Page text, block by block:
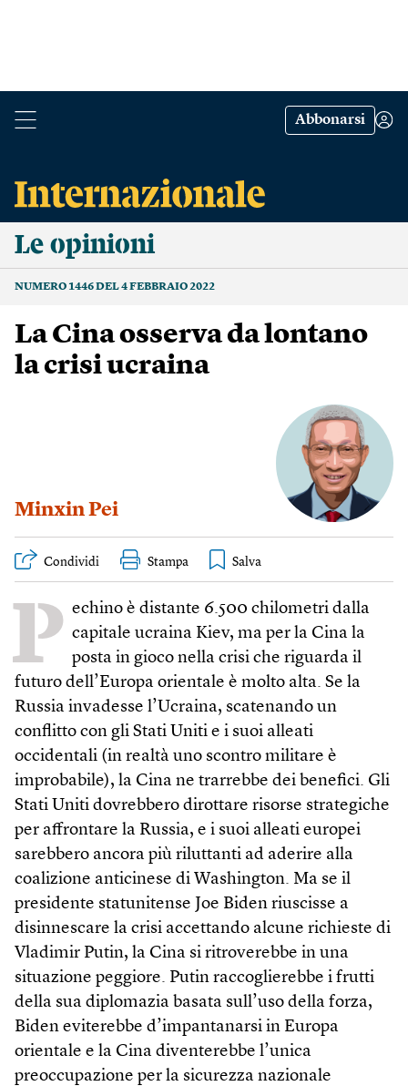
Abbonarsi
Le opinioni
NUMERO 1446 DEL 4 FEBBRAIO 2022
La Cina osserva da lontano
la crisi ucraina
Minxin Pei
Condividi Stampa
P echino è distante 6.500 chilometri dalla
capitale ucraina Kiev, ma per la Cina la
posta in gioco nella crisi che riguarda il
futuro dell’Europa orientale è molto alta. Se la
Russia invadesse l’Ucraina, scatenando un
conflitto con gli Stati Uniti e i suoi alleati
occidentali (in realtà uno scontro militare è
improbabile), la Cina ne trarrebbe dei benefici. Gli
Stati Uniti dovrebbero dirottare risorse strategiche
per affrontare la Russia, e i suoi alleati europei
sarebbero ancora più riluttanti ad aderire alla
coalizione anticinese di Washington. Ma se il
presidente statunitense Joe Biden riuscisse a
disinnescare la crisi accettando alcune richieste di
Vladimir Putin, la Cina si ritroverebbe in una
situazione peggiore. Putin raccoglierebbe i frutti
della sua diplomazia basata sull’uso della forza,
Biden eviterebbe d’impantanarsi in Europa
orientale e la Cina diventerebbe l’unica
preoccupazione per la sicurezza nazionale